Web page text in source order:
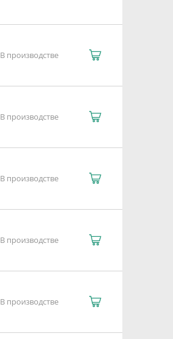
В производстве
В производстве
В производстве
В производстве
В производстве